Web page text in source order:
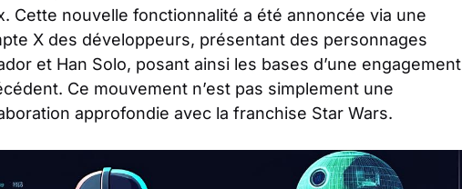
Cette nouvelle fonctionnalité a été annoncée via une
X des développeurs, présentant des personnages
et Han Solo, posant ainsi les bases d’une engagement
Ce mouvement n’est pas simplement une
approfondie avec la franchise Star Wars.